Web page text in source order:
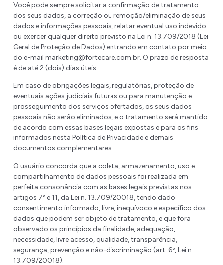
Você pode sempre solicitar a confirmação de tratamento
dos seus dados, a correção ou remoção/eliminação de seus
dados e informações pessoais, relatar eventual uso indevido
ou exercer qualquer direito previsto na Lei n. 13.709/2018 (Lei
Geral de Proteção de Dados) entrando em contato por meio
do e-mail marketing@fortecare.com.br. O prazo de resposta
é de até 2 (dois) dias úteis.
Em caso de obrigações legais, regulatórias, proteção de
eventuais ações judiciais futuras ou para manutenção e
prosseguimento dos serviços ofertados, os seus dados
pessoais não serão eliminados, e o tratamento será mantido
de acordo com essas bases legais expostas e para os fins
informados nesta Política de Privacidade e demais
documentos complementares.
O usuário concorda que a coleta, armazenamento, uso e
compartilhamento de dados pessoais foi realizada em
perfeita consonância com as bases legais previstas nos
artigos 7º e 11, da Lei n. 13.709/20018, tendo dado
consentimento informado, livre, inequívoco e específico dos
dados que podem ser objeto de tratamento, e que fora
observado os princípios da finalidade, adequação,
necessidade, livre acesso, qualidade, transparência,
segurança, prevenção e não-discriminação (art. 6º, Lei n.
13.709/20018).